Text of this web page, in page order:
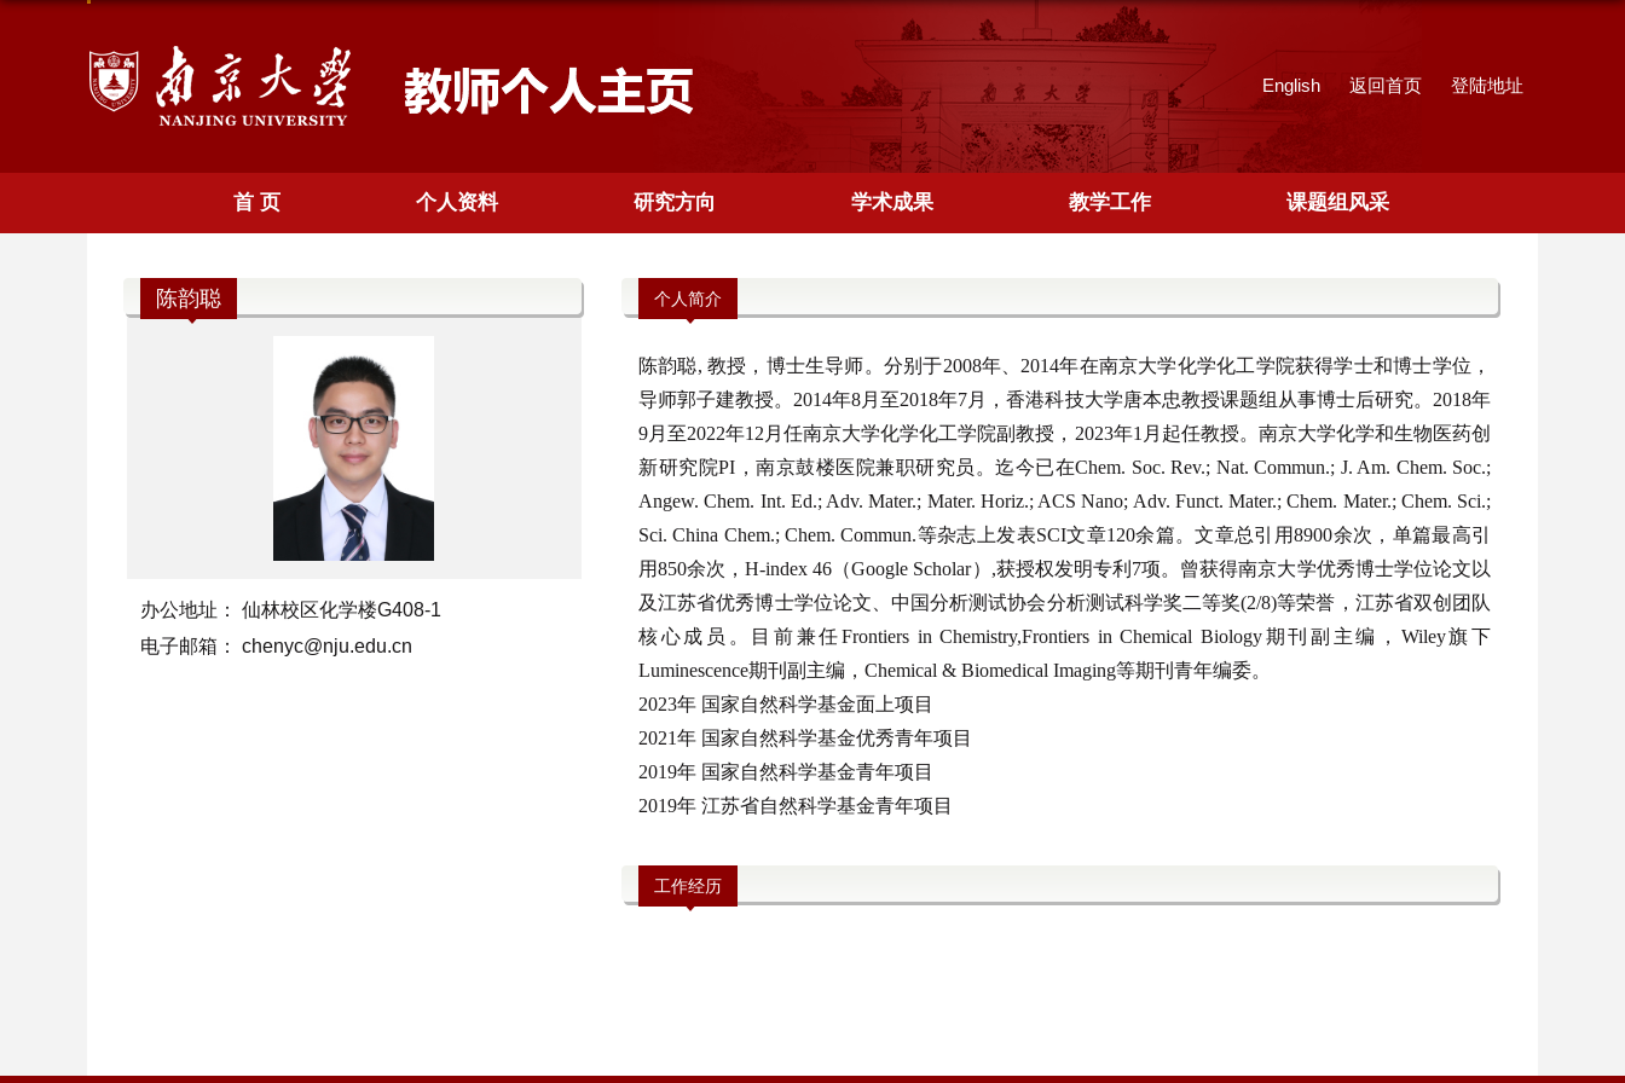
English 返回首页 登陆地址
首 页 个人资料 研究方向 学术成果 教学工作 课题组风采
陈韵聪
办公地址： 仙林校区化学楼G408-1
电子邮箱： chenyc@nju.edu.cn
个人简介
陈韵聪, 教授，博士生导师。分别于2008年、2014年在南京大学化学化工学院获得学士和博士学位，
导师郭子建教授。2014年8月至2018年7月，香港科技大学唐本忠教授课题组从事博士后研究。2018年
9月至2022年12月任南京大学化学化工学院副教授，2023年1月起任教授。南京大学化学和生物医药创
新研究院PI，南京鼓楼医院兼职研究员。迄今已在Chem. Soc. Rev.; Nat. Commun.; J. Am. Chem. Soc.;
Angew. Chem. Int. Ed.; Adv. Mater.; Mater. Horiz.; ACS Nano; Adv. Funct. Mater.; Chem. Mater.; Chem. Sci.;
Sci. China Chem.; Chem. Commun.等杂志上发表SCI文章120余篇。文章总引用8900余次，单篇最高引
用850余次，H-index 46（Google Scholar）,获授权发明专利7项。 曾获得南京大学优秀博士学位论文以
及江苏省优秀博士学位论文、中国分析测试协会分析测试科学奖二等奖(2/8)等荣誉，江苏省双创团队
核心成员。
目前兼任Frontiers in Chemistry,Frontiers in Chemical Biology期刊副主编， Wiley旗下
Luminescence期刊副主编， Chemical & Biomedical Imaging等期刊青年编委。
2023年 国家自然科学基金面上项目
2021年 国家自然科学基金优秀青年项目
2019年 国家自然科学基金青年项目
2019年 江苏省自然科学基金青年项目
工作经历